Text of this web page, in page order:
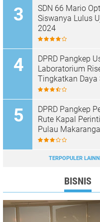
SDN 66 Mario
Siswanya Lulus
2024
DPRD Pangkep
Laboratorium
Tingkatkan Daya
Produk Unggulan
DPRD Pangkep
Rute Kapal
Pulau
Langkoteang
TERPOPULER
BISNIS